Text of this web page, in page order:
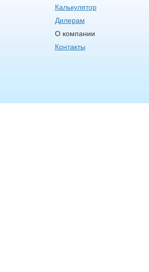
Калькулятор
Дилерам
О компании
Контакты